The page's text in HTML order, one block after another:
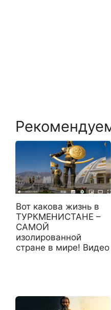
Вот какова жизнь в
ТУРКМЕНИСТАНЕ –
САМОЙ
изолированной
стране в мире! Видео